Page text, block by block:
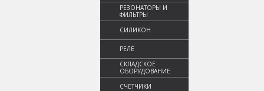
РЕЗОНАТОРЫ И
ФИЛЬТРЫ
СИЛИКОН
РЕЛЕ
СКЛАДСКОЕ
ОБОРУДОВАНИЕ
СЧЕТЧИКИ